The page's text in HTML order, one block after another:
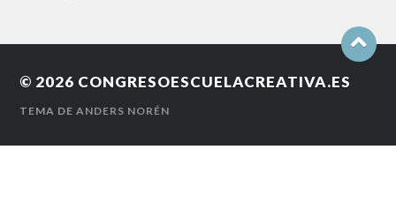
© 2026 CONGRESOESCUELACREATIVA.ES
TEMA DEANDERS NORÉN